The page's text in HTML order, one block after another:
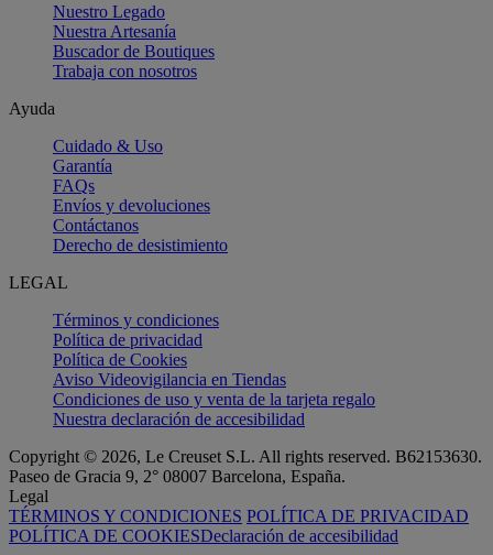
Nuestro Legado
Nuestra Artesanía
Buscador de Boutiques
Trabaja con nosotros
Ayuda
Cuidado & Uso
Garantía
FAQs
Envíos y devoluciones
Contáctanos
Derecho de desistimiento
LEGAL
Términos y condiciones
Política de privacidad
Política de Cookies
Aviso Videovigilancia en Tiendas
Condiciones de uso y venta de la tarjeta regalo
Nuestra declaración de accesibilidad
Copyright © 2026, Le Creuset S.L. All rights reserved. B62153630.
Paseo de Gracia 9, 2° 08007 Barcelona, España.
Legal
TÉRMINOS Y CONDICIONES POLÍTICA DE PRIVACIDAD
POLÍTICA DE COOKIESDeclaración de accesibilidad